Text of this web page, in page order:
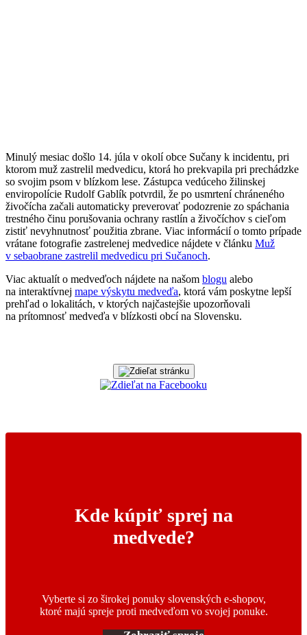
Minulý mesiac došlo 14. júla v okolí obce Sučany k incidentu, pri
ktorom muž zastrelil medvedicu, ktorá ho prekvapila pri prechádzke
so svojim psom v blízkom lese. Zástupca vedúceho žilinskej
enviropolície Rudolf Gablík potvrdil, že po usmrtení chráneného
živočícha začali automaticky preverovať podozrenie zo spáchania
trestného činu porušovania ochrany rastlín a živočíchov s cieľom
zistiť nevyhnutnosť použitia zbrane. Viac informácií o tomto prípade
vrátane fotografie zastrelenej medvedice nájdete v článku Muž
v sebaobrane zastrelil medvedicu pri Sučanoch.
Viac aktualít o medveďoch nájdete na našom blogu alebo
na interaktívnej mape výskytu medveďa, ktorá vám poskytne lepší
prehľad o lokalitách, v ktorých najčastejšie upozorňovali
na prítomnosť medveďa v blízkosti obcí na Slovensku.
Kde kúpiť sprej na
medvede?
Vyberte si zo širokej ponuky slovenských e-shopov,
ktoré majú spreje proti medveďom vo svojej ponuke.